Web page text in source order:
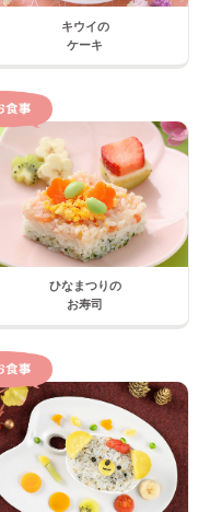
キウイの
ケーキ
ひなまつりの
お寿司